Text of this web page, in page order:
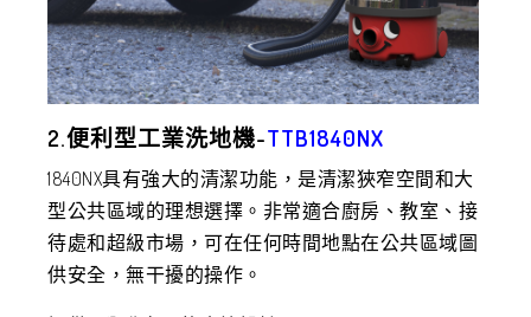
2.便利型工業洗地機-TTB1840NX
1840NX具有強大的清潔功能，是清潔狹窄空間和大
型公共區域的理想選擇。非常適合廚房、教室、接
待處和超級市場，可在任何時間地點在公共區域圖
供安全，無干擾的操作。